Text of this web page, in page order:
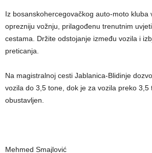
Iz bosanskohercegovačkog auto-moto kluba
oprezniju vožnju, prilagođenu trenutnim
cestama. Držite odstojanje između vozila i
preticanja.
Na magistralnoj cesti Jablanica-Blidinje
vozila do 3,5 tone, dok je za vozila preko 3,5
obustavljen.
Mehmed Smajlović